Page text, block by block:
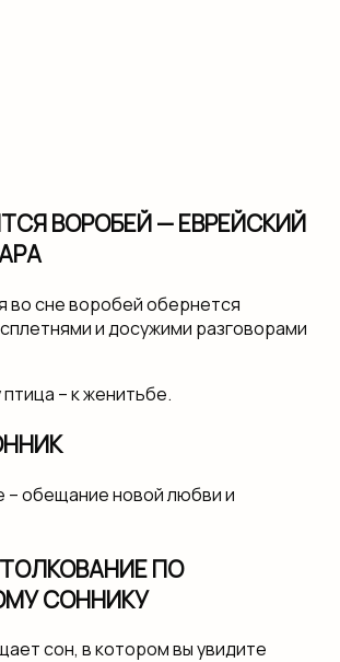
ВОРОБЕЙ — ЕВРЕЙСКИЙ
во сне воробей обернется
и досужими разговорами
– к женитьбе.
– обещание новой любви и
ПО
СОННИКУ
сон, в котором вы увидите